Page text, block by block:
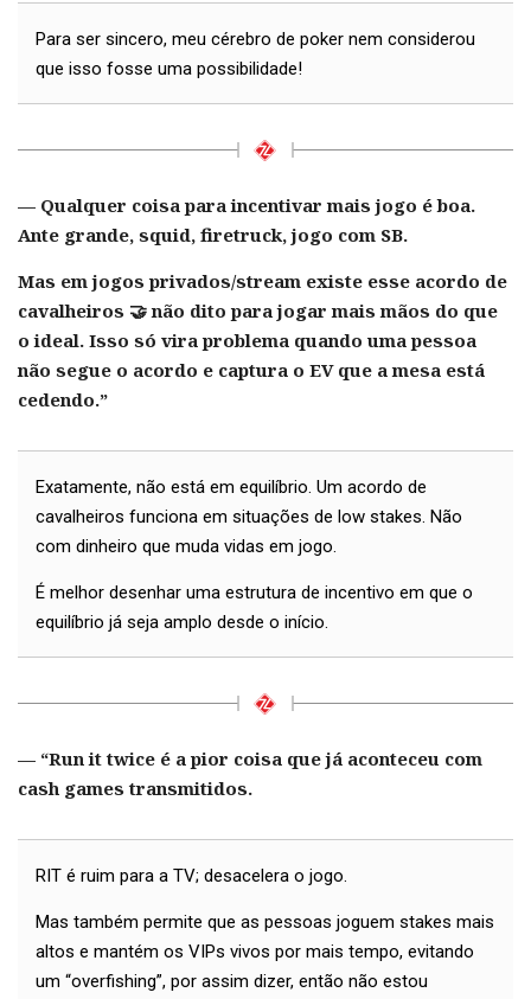
Para ser sincero, meu cérebro de poker nem considerou
que isso fosse uma possibilidade!
— Qualquer coisa para incentivar mais jogo é boa.
Ante grande, squid, firetruck, jogo com SB.
Mas em jogos privados/stream existe esse acordo de
cavalheiros 🤝 não dito para jogar mais mãos do que
o ideal. Isso só vira problema quando uma pessoa
não segue o acordo e captura o EV que a mesa está
cedendo.”
Exatamente, não está em equilíbrio. Um acordo de
cavalheiros funciona em situações de low stakes. Não
com dinheiro que muda vidas em jogo.
É melhor desenhar uma estrutura de incentivo em que o
equilíbrio já seja amplo desde o início.
— “Run it twice é a pior coisa que já aconteceu com
cash games transmitidos.
RIT é ruim para a TV; desacelera o jogo.
Mas também permite que as pessoas joguem stakes mais
altos e mantém os VIPs vivos por mais tempo, evitando
um “overfishing”, por assim dizer, então não estou